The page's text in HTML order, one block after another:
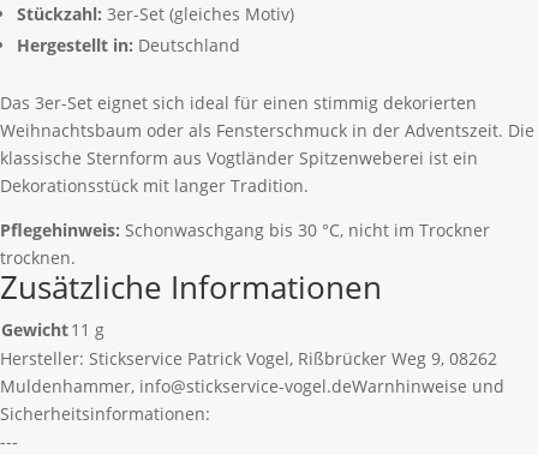
Stückzahl: 3er-Set (gleiches Motiv)
Hergestellt in: Deutschland
Das 3er-Set eignet sich ideal für einen stimmig dekorierten
Weihnachtsbaum oder als Fensterschmuck in der Adventszeit. Die
klassische Sternform aus Vogtländer Spitzenweberei ist ein
Dekorationsstück mit langer Tradition.
Pflegehinweis: Schonwaschgang bis 30 °C, nicht im Trockner
trocknen.
Zusätzliche Informationen
Gewicht11 g
Hersteller: Stickservice Patrick Vogel, Rißbrücker Weg 9, 08262
Muldenhammer, info@stickservice-vogel.deWarnhinweise und
Sicherheitsinformationen:
---